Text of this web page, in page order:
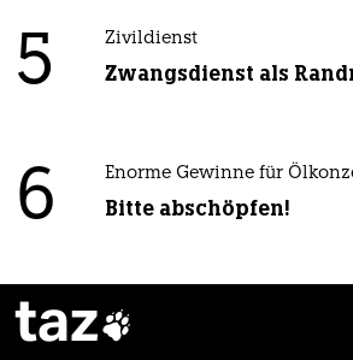
5 Zivildienst
Zwangsdienst als
6 Enorme Gewinne für
Bitte abschöpfen!
taz